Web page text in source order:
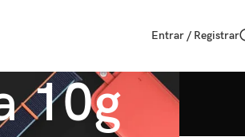
Entrar / Registrar
10g